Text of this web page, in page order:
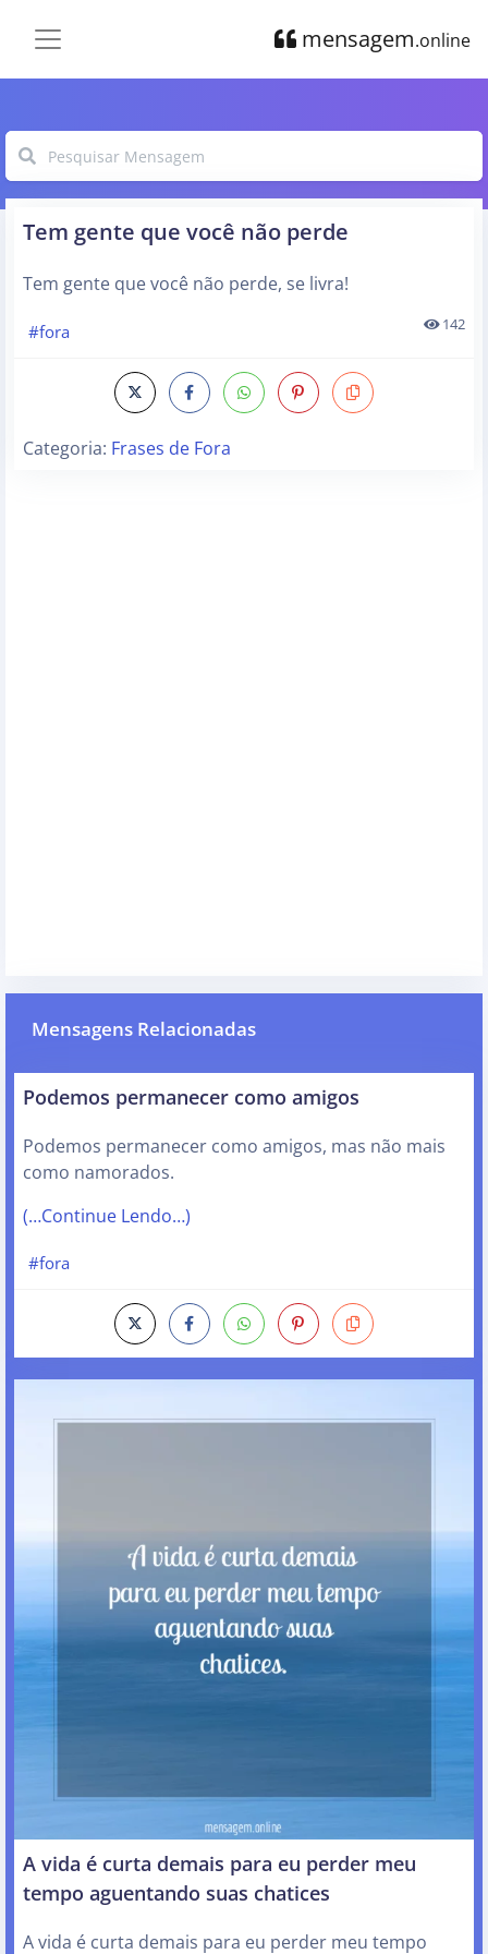
mensagem.online
Tem gente que você não perde
Tem gente que você não perde, se livra!
#fora 142
Categoria: Frases de Fora
Mensagens Relacionadas
Podemos permanecer como amigos
Podemos permanecer como amigos, mas não mais
como namorados.
(…Continue Lendo…)
#fora
A vida é curta demais para eu perder meu
tempo aguentando suas chatices
A vida é curta demais para eu perder meu tempo